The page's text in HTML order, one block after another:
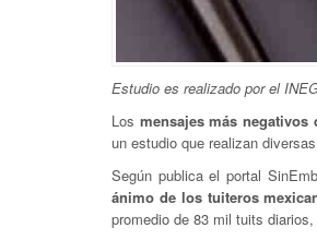
Estudio es realizado por el
Los mensajes más
un estudio que realizan
Según publica el portal
ánimo de los tuiteros
promedio de 83 mil tuits